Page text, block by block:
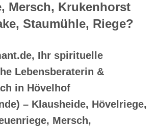
Mersch, Krukenhorst
Staumühle, Riege?
Ihr spirituelle
Lebensberaterin &
in Hövelhof
– Klausheide, Hövelriege,
Mersch,